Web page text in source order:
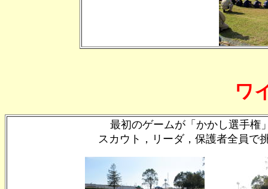
ワ
最初のゲームが「かかし選手権
スカウト，リーダ，保護者全員で